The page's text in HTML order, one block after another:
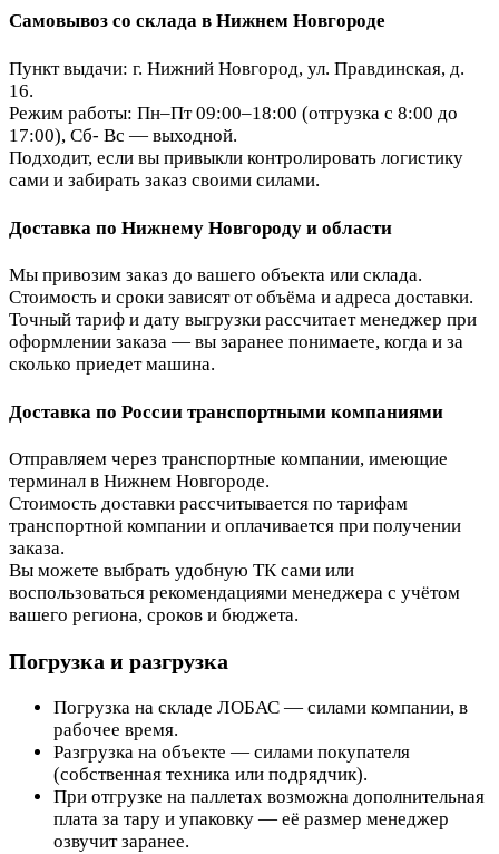
Самовывоз со склада в Нижнем Новгороде
Пункт выдачи: г. Нижний Новгород, ул. Правдинская, д.
16.
Режим работы: Пн–Пт 09:00–18:00 (отгрузка с 8:00 до
17:00), Сб- Вс — выходной.
Подходит, если вы привыкли контролировать логистику
сами и забирать заказ своими силами.
Доставка по Нижнему Новгороду и области
Мы привозим заказ до вашего объекта или склада.
Стоимость и сроки зависят от объёма и адреса доставки.
Точный тариф и дату выгрузки рассчитает менеджер при
оформлении заказа — вы заранее понимаете, когда и за
сколько приедет машина.
Доставка по России транспортными компаниями
Отправляем через транспортные компании, имеющие
терминал в Нижнем Новгороде.
Стоимость доставки рассчитывается по тарифам
транспортной компании и оплачивается при получении
заказа.
Вы можете выбрать удобную ТК сами или
воспользоваться рекомендациями менеджера с учётом
вашего региона, сроков и бюджета.
Погрузка и разгрузка
Погрузка на складе ЛОБАС — силами компании, в
рабочее время.
Разгрузка на объекте — силами покупателя
(собственная техника или подрядчик).
При отгрузке на паллетах возможна дополнительная
плата за тару и упаковку — её размер менеджер
озвучит заранее.